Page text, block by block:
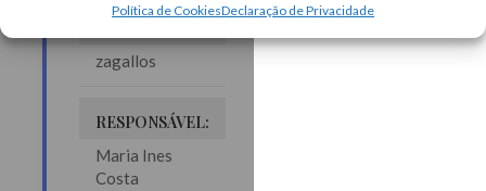
Política de CookiesDeclaração de Privacidade
zagallos
RESPONSÁVEL:
Maria Ines
Costa